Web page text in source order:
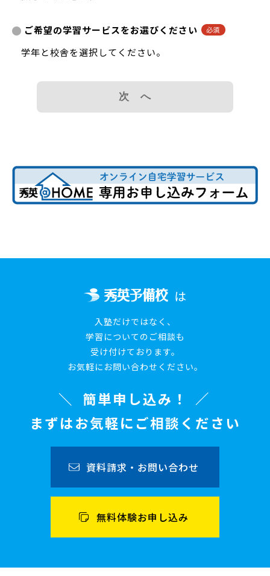
ご希望の学習サービスをお選びください
学年と校舎を選択してください。
は
入塾だけではなく、
学習についてのご相談も
受け付けております。
お気軽にお問い合わせください。
簡単申し込み！
まずはお気軽にご相談ください
資料請求・お問い合わせ
無料体験お申し込み